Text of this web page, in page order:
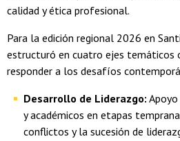
calidad y ética profesional.
Para la edición regional 2026 en
estructuró en cuatro ejes temáticos
responder a los desafíos
Desarrollo de Liderazgo:
y académicos en etapas
conflictos y la sucesión de